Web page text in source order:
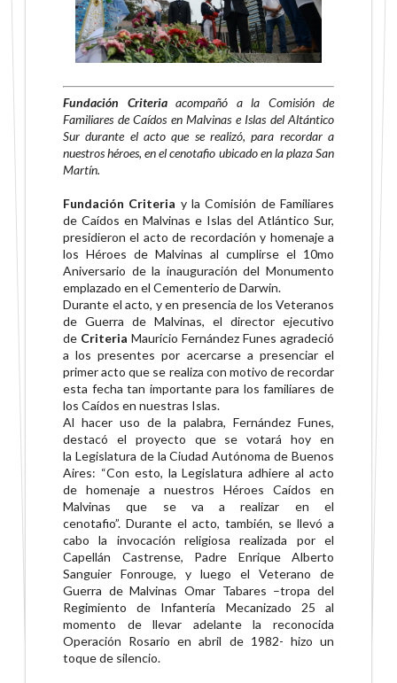
Fundación Criteriaacompañó a la Comisión de
Familiares de Caídos en Malvinas e Islas del Altántico
Sur durante el acto que se realizó, para recordar a
nuestros héroes, en el cenotafio ubicado en la plaza San
Martín.
Fundación Criteria y la Comisión de Familiares
de Caídos en Malvinas e Islas del Atlántico Sur,
presidieron el acto de recordación y homenaje a
los Héroes de Malvinas al cumplirse el 10mo
Aniversario de la inauguración del Monumento
emplazado en el Cementerio de Darwin.
Durante el acto, y en presencia de los Veteranos
de Guerra de Malvinas, el director ejecutivo
de Criteria Mauricio Fernández Funes agradeció
a los presentes por acercarse a presenciar el
primeracto que se realiza con motivo de recordar
esta fecha tan importante para los familiares de
los Caídos en nuestras Islas.
Al hacer uso de la palabra, Fernández Funes,
destacó el proyecto que se votará hoy en
la Legislatura de la Ciudad Autónoma de Buenos
Aires: “Con esto, la Legislatura adhiere al acto
de homenaje a nuestros Héroes Caídos en
Malvinas que se va a realizar en el
cenotafio”. Durante el acto, también, se llevó a
cabo la invocación religiosa realizada por el
Capellán Castrense, Padre Enrique Alberto
Sanguier Fonrouge, y luego el Veterano de
Guerra de Malvinas Omar Tabares –tropa del
Regimiento de Infantería Mecanizado 25 al
momento de llevar adelantela reconocida
Operación Rosario en abril de 1982- hizo un
toque de silencio.